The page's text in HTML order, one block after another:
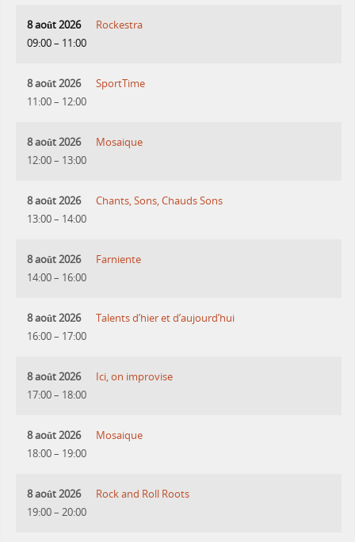
8 août 2026
09:00– 11:00
Rockestra
8 août 2026
11:00– 12:00
SportTime
8 août 2026
12:00– 13:00
Mosaique
8 août 2026
13:00– 14:00
Chants, Sons, Chauds Sons
8 août 2026
14:00– 16:00
Farniente
8 août 2026
16:00– 17:00
Talents d’hier et d’aujourd’hui
8 août 2026
17:00– 18:00
Ici, on improvise
8 août 2026
18:00– 19:00
Mosaique
8 août 2026
19:00– 20:00
Rock and Roll Roots